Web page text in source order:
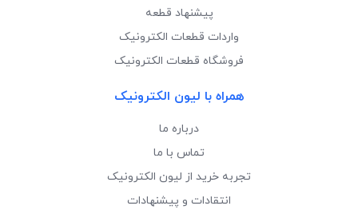
پیشنهاد قطعه
واردات قطعات الکترونیک
فروشگاه قطعات الکترونیک
همراه با لیون الکترونیک
درباره ما
تماس با ما
تجربه خرید از لیون الکترونیک
انتقادات و پیشنهادات